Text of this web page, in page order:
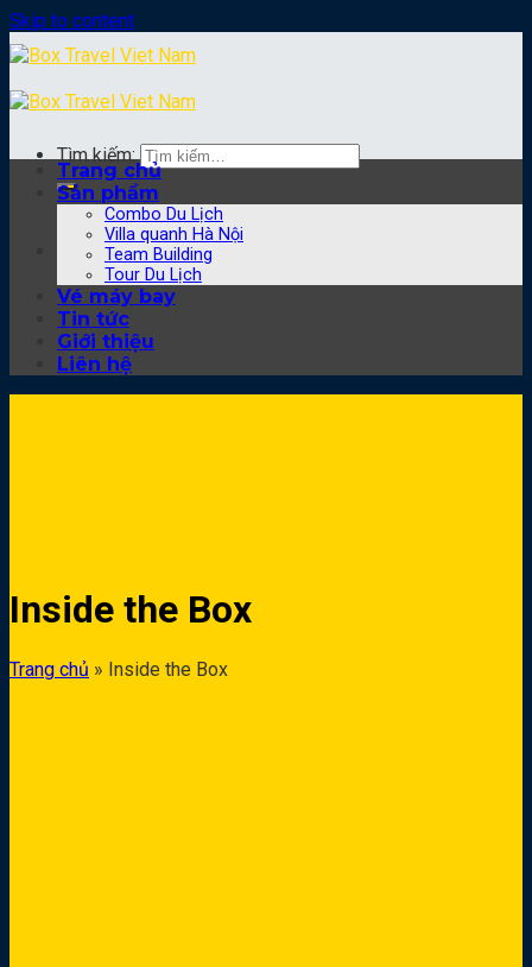
Skip to content
Tìm kiếm:
Trang chủ
Sản phẩm
Combo Du Lịch
Villa quanh Hà Nội
Team Building
Tour Du Lịch
Vé máy bay
Tin tức
Giới thiệu
Liên hệ
Inside the Box
Trang chủ » Inside the Box